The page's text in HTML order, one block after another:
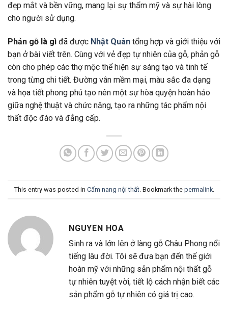
đẹp mắt và bền vững, mang lại sự thẩm mỹ và sự hài lòng
cho người sử dụng.
Phản gỗ là gì đã được Nhật Quân tổng hợp và giới thiệu với
bạn ở bài viết trên. Cùng với vẻ đẹp tự nhiên của gỗ, phản gỗ
còn cho phép các thợ mộc thể hiện sự sáng tạo và tinh tế
trong từng chi tiết. Đường vân mềm mại, màu sắc đa dạng
và họa tiết phong phú tạo nên một sự hòa quyện hoàn hảo
giữa nghệ thuật và chức năng, tạo ra những tác phẩm nội
thất độc đáo và đẳng cấp.
This entry was posted in Cẩm nang nội thất. Bookmark the permalink.
NGUYEN HOA
Sinh ra và lớn lên ở làng gỗ Châu Phong nổi
tiếng lâu đời. Tôi sẽ đưa bạn đến thế giới
hoàn mỹ với những sản phẩm nội thất gỗ
tự nhiên tuyệt vời, tiết lộ cách nhận biết các
sản phẩm gỗ tự nhiên có giá trị cao.